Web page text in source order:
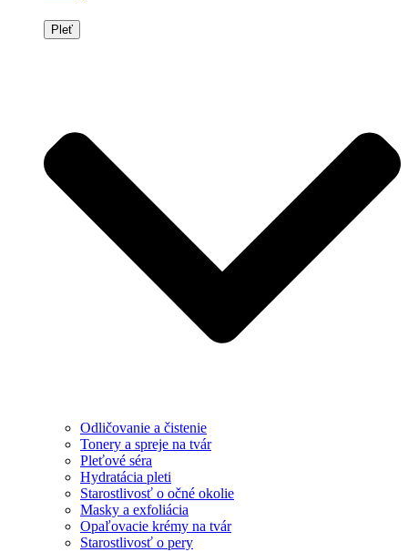
Pleť
Odličovanie a čistenie
Tonery a spreje na tvár
Pleťové séra
Hydratácia pleti
Starostlivosť o očné okolie
Masky a exfoliácia
Opaľovacie krémy na tvár
Starostlivosť o pery